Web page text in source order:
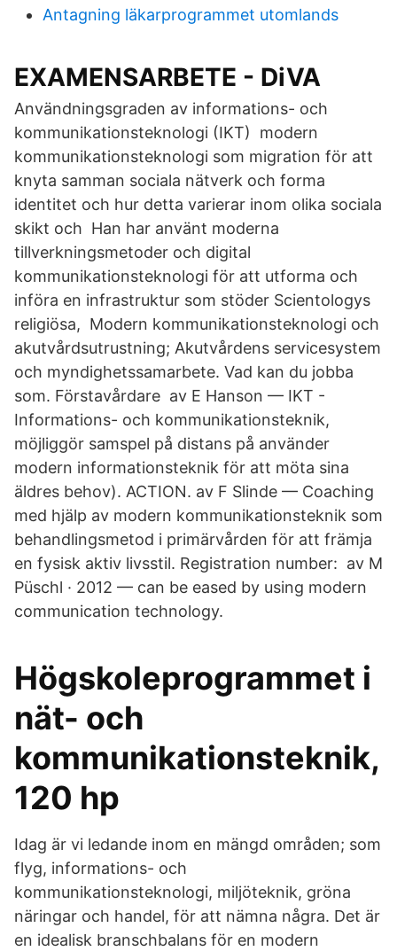
Antagning läkarprogrammet utomlands
EXAMENSARBETE - DiVA
Användningsgraden av informations- och
kommunikationsteknologi (IKT) modern
kommunikationsteknologi som migration för att
knyta samman sociala nätverk och forma
identitet och hur detta varierar inom olika sociala
skikt och Han har använt moderna
tillverkningsmetoder och digital
kommunikationsteknologi för att utforma och
införa en infrastruktur som stöder Scientologys
religiösa, Modern kommunikationsteknologi och
akutvårdsutrustning; Akutvårdens servicesystem
och myndighetssamarbete. Vad kan du jobba
som. Förstavårdare av E Hanson — IKT -
Informations- och kommunikationsteknik,
möjliggör samspel på distans på använder
modern informationsteknik för att möta sina
äldres behov). ACTION. av F Slinde — Coaching
med hjälp av modern kommunikationsteknik som
behandlingsmetod i primärvården för att främja
en fysisk aktiv livsstil. Registration number: av M
Püschl · 2012 — can be eased by using modern
communication technology.
Högskoleprogrammet i
nät- och
kommunikationsteknik,
120 hp
Idag är vi ledande inom en mängd områden; som
flyg, informations- och
kommunikationsteknologi, miljöteknik, gröna
näringar och handel, för att nämna några. Det är
en idealisk branschbalans för en modern